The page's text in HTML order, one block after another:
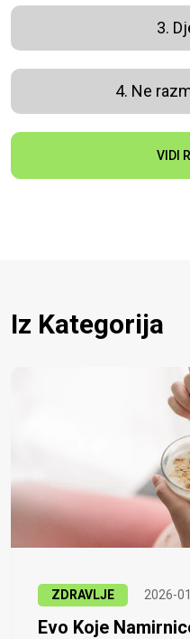
3.
4. Ne
VIDI
Iz Kategorija
ZDRAVLJE 2026-
Evo Koje